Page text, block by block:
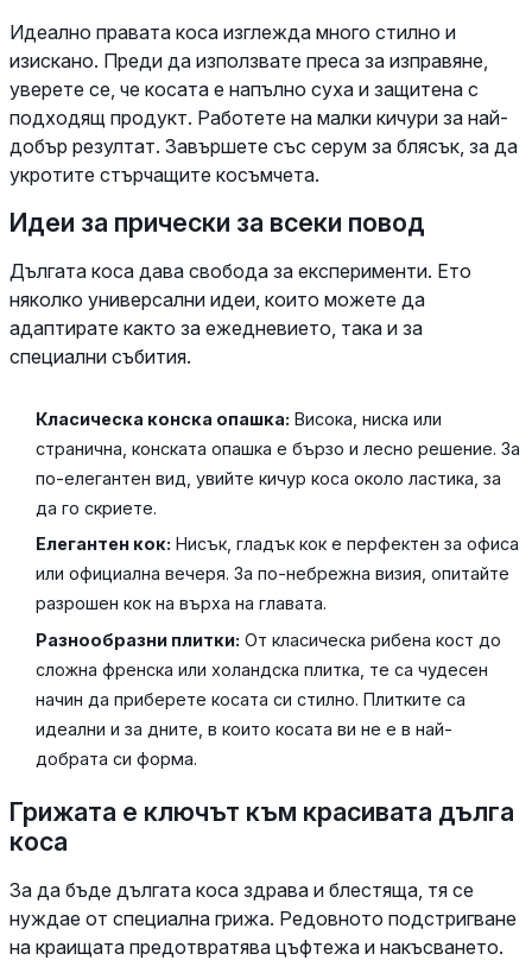
Идеално правата коса изглежда много стилно и
изискано. Преди да използвате преса за изправяне,
уверете се, че косата е напълно суха и защитена с
подходящ продукт. Работете на малки кичури за най-
добър резултат. Завършете със серум за блясък, за да
укротите стърчащите косъмчета.
Идеи за прически за всеки повод
Дългата коса дава свобода за експерименти. Ето
няколко универсални идеи, които можете да
адаптирате както за ежедневието, така и за
специални събития.
Класическа конска опашка: Висока, ниска или
странична, конската опашка е бързо и лесно решение. За
по-елегантен вид, увийте кичур коса около ластика, за
да го скриете.
Елегантен кок: Нисък, гладък кок е перфектен за офиса
или официална вечеря. За по-небрежна визия, опитайте
разрошен кок на върха на главата.
Разнообразни плитки: От класическа рибена кост до
сложна френска или холандска плитка, те са чудесен
начин да приберете косата си стилно. Плитките са
идеални и за дните, в които косата ви не е в най-
добрата си форма.
Грижата е ключът към красивата дълга
коса
За да бъде дългата коса здрава и блестяща, тя се
нуждае от специална грижа. Редовното подстригване
на краищата предотвратява цъфтежа и накъсването.